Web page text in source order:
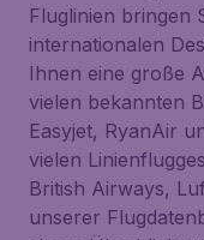
Fluglinien bringen
internationalen
Ihnen eine große
vielen bekannten
Easyjet, RyanAir
vielen
British Airways,
unserer